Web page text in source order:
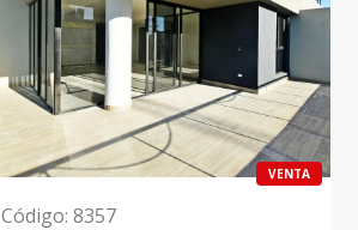
VENTA
Código: 8357